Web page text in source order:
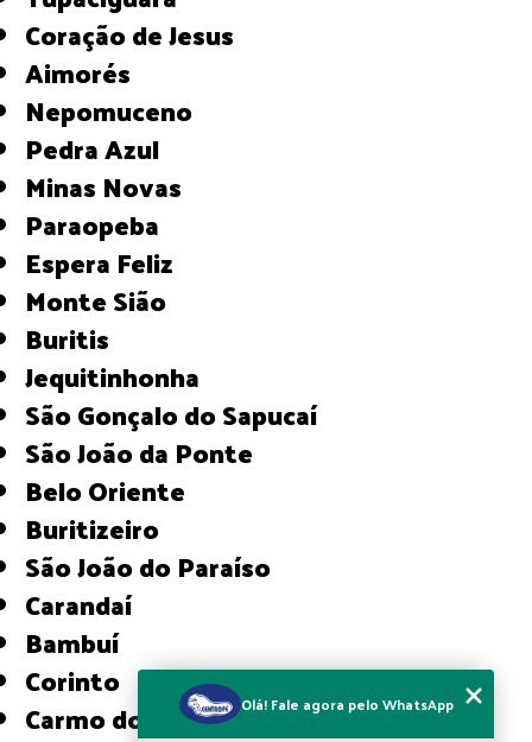
Coração de Jesus
Aimorés
Nepomuceno
Pedra Azul
Minas Novas
Paraopeba
Espera Feliz
Monte Sião
Buritis
Jequitinhonha
São Gonçalo do Sapucaí
São João da Ponte
Belo Oriente
Buritizeiro
São João do Paraíso
Carandaí
Bambuí
Corinto
Carmo do Cajuru Olá! Fale agora pelo WhatsApp